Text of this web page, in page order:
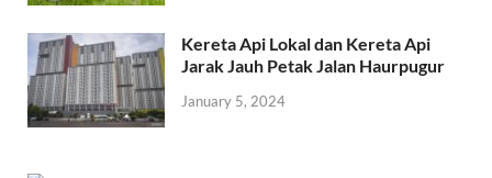
Kereta Api Lokal dan Kereta Api
Jarak Jauh Petak Jalan Haurpugur
January 5, 2024